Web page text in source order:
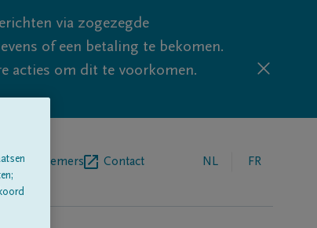
via zogezegde
of een betaling te bekomen.
acties om dit te voorkomen.
Contact NL FR